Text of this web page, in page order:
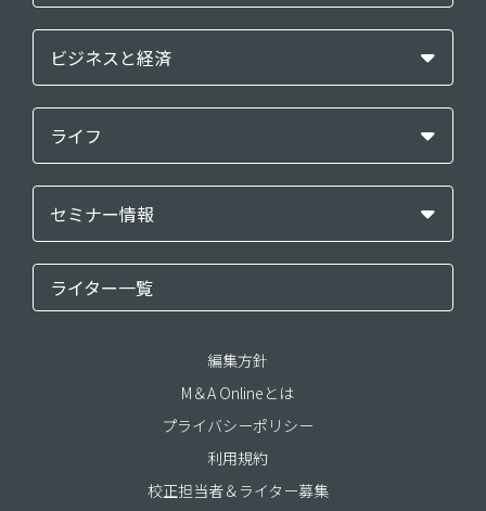
ビジネスと経済
ライフ
セミナー情報
ライター一覧
編集方針
M＆A Onlineとは
プライバシーポリシー
利用規約
校正担当者＆ライター募集